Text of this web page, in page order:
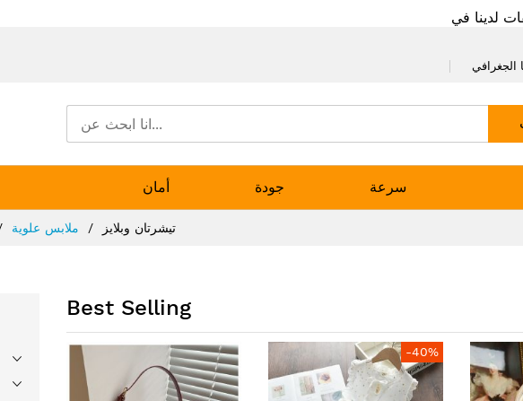
لدينا في
الجغرافي
أمان جودة
سرعة
تيشرتان وبلايز
Best Selling
-40%